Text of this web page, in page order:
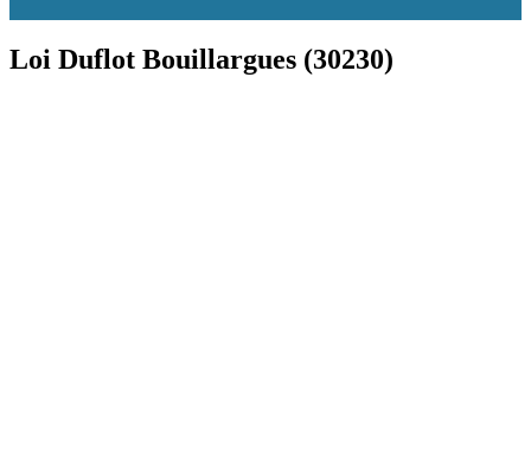
Loi Duflot Bouillargues (30230)